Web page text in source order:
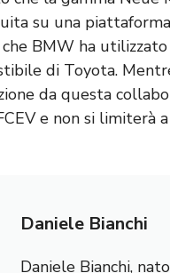
su una
BMW ha
di Toyota.
da questa
e non si limiterà
Daniele Bianchi
Daniele Bianchi,